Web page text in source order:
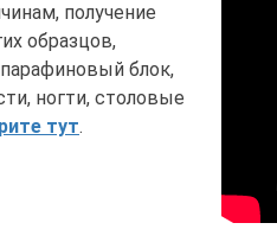
получение
образцов,
блок,
ногти, столовые
тут.